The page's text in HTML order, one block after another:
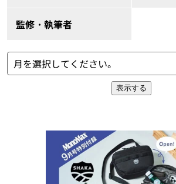
監修・執筆者
表示する